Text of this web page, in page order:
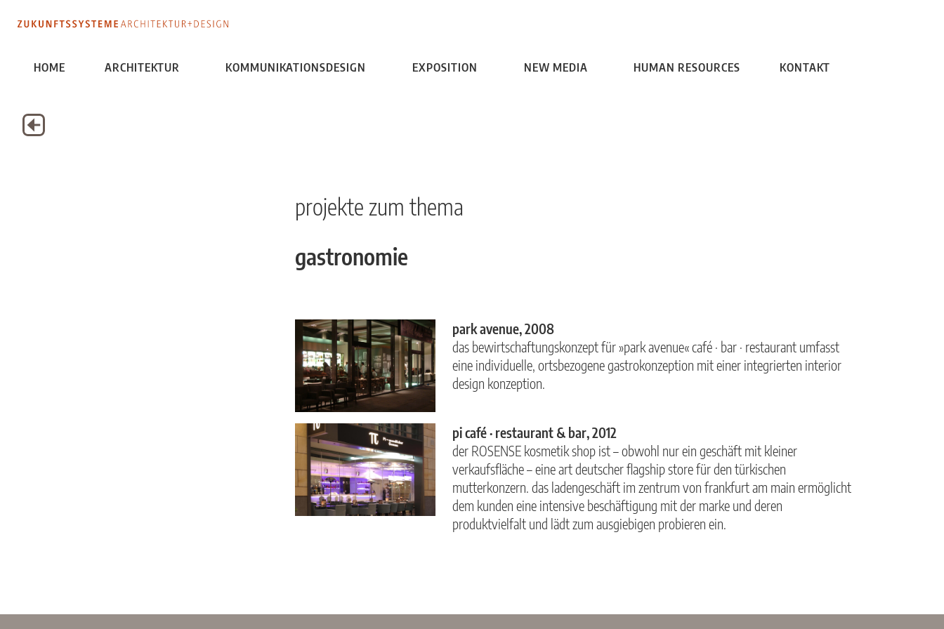
HOME ARCHITEKTUR KOMMUNIKATIONSDESIGN EXPOSITION NEW MEDIA HUMAN RESOURCES KONTAKT
projekte zum thema
gastronomie
park avenue, 2008
das bewirtschaftungskonzept für »park avenue« café · bar · restaurant umfasst
eine individuelle, ortsbezogene gastrokonzeption mit einer integrierten interior
design konzeption.
pi café · restaurant & bar, 2012
der ROSENSE kosmetik shop ist – obwohl nur ein geschäft mit kleiner
verkaufsfläche – eine art deutscher flagship store für den türkischen
mutterkonzern. das ladengeschäft im zentrum von frankfurt am main ermöglicht
dem kunden eine intensive beschäftigung mit der marke und deren
produktvielfalt und lädt zum ausgiebigen probieren ein.